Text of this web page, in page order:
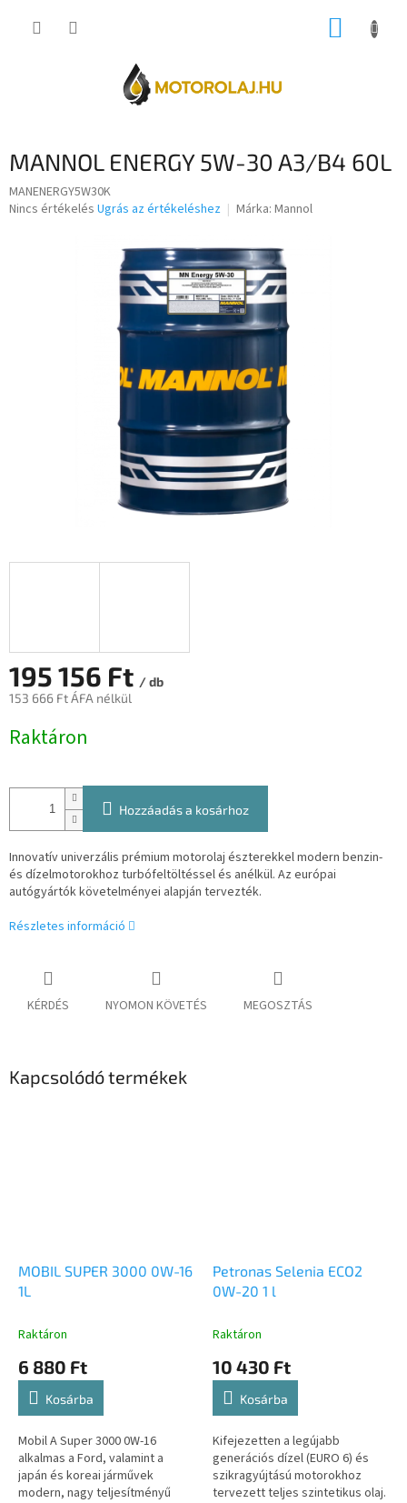
KOSÁR
MANNOL ENERGY 5W-30 A3/B4 60L
MANENERGY5W30K
A
Nincs értékelés Ugrás az értékeléshez Márka: Mannol
195 156 Ft / db
153 666 Ft ÁFA nélkül
Raktáron
Hozzáadás a kosárhoz
Innovatív univerzális prémium motorolaj észterekkel modern benzin-
és dízelmotorokhoz turbófeltöltéssel és anélkül. Az európai
autógyártók követelményei alapján tervezték.
Részletes információ
KÉRDÉS NYOMON KÖVETÉS MEGOSZTÁS
Kapcsolódó termékek
MOBIL SUPER 3000 0W-16
1L
Raktáron
6 880 Ft
Kosárba
Mobil A Super 3000 0W-16
alkalmas a Ford, valamint a
japán és koreai járművek
modern, nagy teljesítményű
Petronas Selenia ECO2
0W-20 1 l
Raktáron
10 430 Ft
Kosárba
Kifejezetten a legújabb
generációs dízel (EURO 6) és
szikragyújtású motorokhoz
tervezett teljes szintetikus olaj.